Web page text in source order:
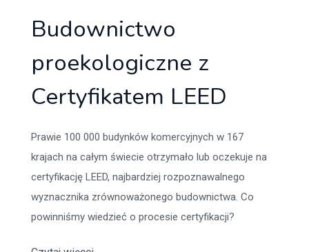
Budownictwo
proekologiczne z
Certyfikatem LEED
Prawie 100 000 budynków komercyjnych w 167
krajach na całym świecie otrzymało lub oczekuje na
certyfikację LEED, najbardziej rozpoznawalnego
wyznacznika zrównoważonego budownictwa. Co
powinniśmy wiedzieć o procesie certyfikacji?